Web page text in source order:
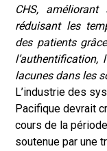
CHS, améliorant
réduisant les
des patients
l’authentification,
lacunes dans les
L’industrie des
Pacifique devrait
cours de la
soutenue par une